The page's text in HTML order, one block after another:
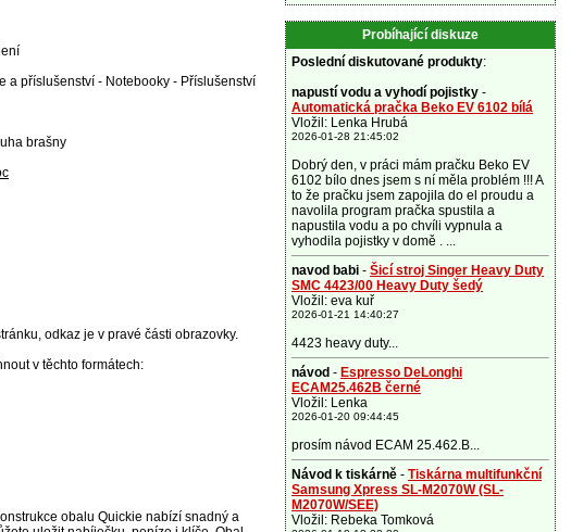
a příslušenství - Notebooky - Příslušenství
brašny
odkaz je v pravé části obrazovky.
v těchto formátech:
obalu Quickie nabízí snadný a
Probíhající diskuze
Poslední diskutované produkty:
napustí vodu a vyhodí pojistky -
Automatická pračka Beko EV 6102 bílá
Vložil: Lenka Hrubá
2026-01-28 21:45:02
Dobrý den, v práci mám pračku Beko EV
6102 bílo dnes jsem s ní měla problém !!! A
to že pračku jsem zapojila do el proudu a
navolila program pračka spustila a
napustila vodu a po chvíli vypnula a
vyhodila pojistky v domě . ...
navod babi - Šicí stroj Singer Heavy Duty
SMC 4423/00 Heavy Duty šedý
Vložil: eva kuř
2026-01-21 14:40:27
4423 heavy duty...
návod - Espresso DeLonghi
ECAM25.462B černé
Vložil: Lenka
2026-01-20 09:44:45
prosím návod ECAM 25.462.B...
Návod k tiskárně - Tiskárna multifunkční
Samsung Xpress SL-M2070W (SL-
M2070W/SEE)
Vložil: Rebeka Tomková